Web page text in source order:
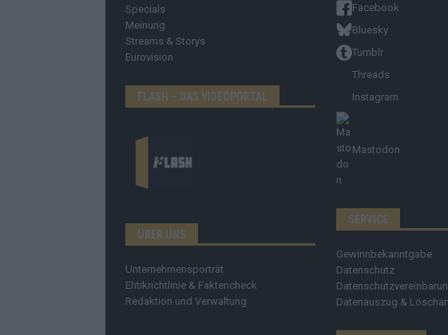
Specials
Meinung
Streams & Storys
Eurovision
FLASH – DAS VIDEOPORTAL
ÜBER UNS
Unternehmensporträt
Ehtikrichtlinie & Faktencheck
Redaktion und Verwaltung
Facebook
Bluesky
Tumblr
Threads
Instagram
Mastodon
SERVICE
Gewinnbekanntgabe
Datenschutz
Datenauszug &